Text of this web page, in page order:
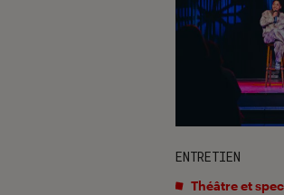
ENTRETIEN
Théâtre et